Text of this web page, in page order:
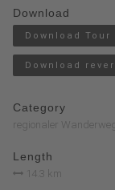
Download
Download Tour
Download
Category
regionaler
Length
14.3 km